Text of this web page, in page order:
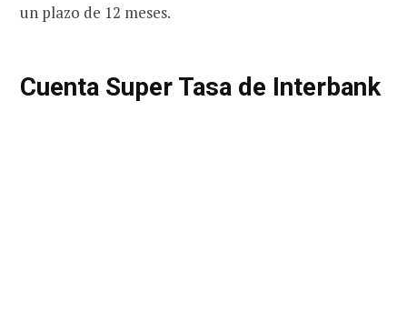
un plazo de 12 meses.
Cuenta Super Tasa de Interbank